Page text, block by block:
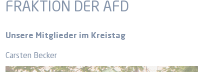
FRAKTION DER AFD
Unsere Mitglieder im Kreistag
Carsten Becker